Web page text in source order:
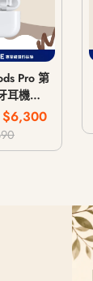
Pro 第
耳機
充電版
C